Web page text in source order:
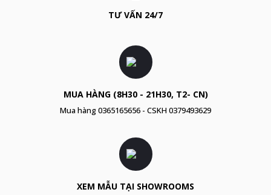
TƯ VẤN 24/7
MUA HÀNG (8H30 - 21H30, T2- CN)
Mua hàng0365165656 - CSKH 0379493629
XEM MẪU TẠI SHOWROOMS